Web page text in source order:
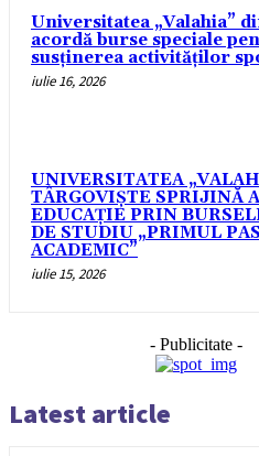
Universitatea „Valahia”
acordă burse speciale
susținerea activităților
iulie 16, 2026
UNIVERSITATEA
TÂRGOVIȘTE SPRIJINĂ
EDUCAȚIE PRIN
DE STUDIU „PRIMUL PAS
ACADEMIC”
iulie 15, 2026
- Publicitate -
Latest article